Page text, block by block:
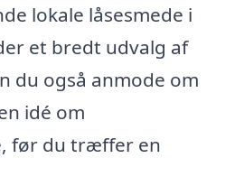
lokale låsesmede i
et bredt udvalg af
du også anmode om
idé om
før du træffer en